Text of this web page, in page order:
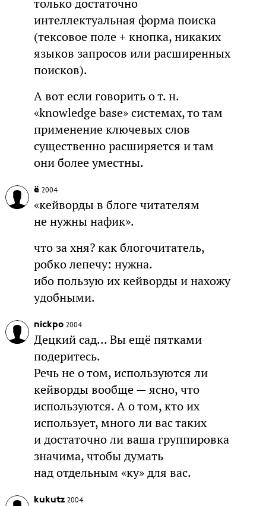
только достаточно
интеллектуальная форма поиска
(тексовое поле + кнопка, никаких
языков запросов или расширенных
поисков).
А вот если говорить о т. н.
«knowledge base» системах, то там
применение ключевых слов
существенно расширяется и там
они более уместны.
ё 2004
«кейворды в блоге читателям
не нужны нафик».
что за хня? как блогочитатель,
робко лепечу: нужна.
ибо пользую их кейворды и нахожу
удобными.
nickpo 2004
Децкий сад... Вы ещё пятками
подеритесь.
Речь не о том, используются ли
кейворды вообще — ясно, что
используются. А о том, кто их
использует, много ли вас таких
и достаточно ли ваша группировка
значима, чтобы думать
над отдельным «ку» для вас.
kukutz 2004